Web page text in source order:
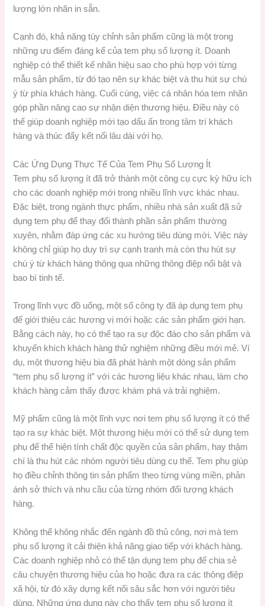
lượng lớn nhãn in sẵn.
Cạnh đó, khả năng tùy chỉnh sản phẩm cũng là một trong
những ưu điểm đáng kể của tem phụ số lượng ít. Doanh
nghiệp có thể thiết kế nhãn hiệu sao cho phù hợp với từng
mẫu sản phẩm, từ đó tạo nên sự khác biệt và thu hút sự chú
ý từ phía khách hàng. Cuối cùng, việc cá nhân hóa tem nhãn
góp phần nâng cao sự nhận diện thương hiệu. Điều này có
thể giúp doanh nghiệp mới tạo dấu ấn trong tâm trí khách
hàng và thúc đẩy kết nối lâu dài với họ.
Các Ứng Dụng Thực Tế Của Tem Phụ Số Lượng Ít
Tem phụ số lượng ít đã trở thành một công cụ cực kỳ hữu ích
cho các doanh nghiệp mới trong nhiều lĩnh vực khác nhau.
Đặc biệt, trong ngành thực phẩm, nhiều nhà sản xuất đã sử
dụng tem phụ để thay đổi thành phần sản phẩm thường
xuyên, nhằm đáp ứng các xu hướng tiêu dùng mới. Việc này
không chỉ giúp họ duy trì sự cạnh tranh mà còn thu hút sự
chú ý từ khách hàng thông qua những thông điệp nổi bật và
bao bì tinh tế.
Trong lĩnh vực đồ uống, một số công ty đã áp dụng tem phụ
để giới thiệu các hương vị mới hoặc các sản phẩm giới hạn.
Bằng cách này, họ có thể tạo ra sự độc đáo cho sản phẩm và
khuyến khích khách hàng thử nghiệm những điều mới mẻ. Ví
dụ, một thương hiệu bia đã phát hành một dòng sản phẩm
“tem phụ số lượng ít” với các hương liệu khác nhau, làm cho
khách hàng cảm thấy được khám phá và trải nghiệm.
Mỹ phẩm cũng là một lĩnh vực nơi tem phụ số lượng ít có thể
tạo ra sự khác biệt. Một thương hiệu mới có thể sử dụng tem
phụ để thể hiện tính chất độc quyền của sản phẩm, hay thậm
chí là thu hút các nhóm người tiêu dùng cụ thể. Tem phụ giúp
họ điều chỉnh thông tin sản phẩm theo từng vùng miền, phản
ánh sở thích và nhu cầu của từng nhóm đối tượng khách
hàng.
Không thể không nhắc đến ngành đồ thủ công, nơi mà tem
phụ số lượng ít cải thiện khả năng giao tiếp với khách hàng.
Các doanh nghiệp nhỏ có thể tận dụng tem phụ để chia sẻ
câu chuyện thương hiệu của họ hoặc đưa ra các thông điệp
xã hội, từ đó xây dựng kết nối sâu sắc hơn với người tiêu
dùng. Những ứng dụng này cho thấy tem phụ số lượng ít